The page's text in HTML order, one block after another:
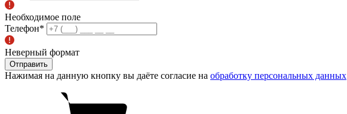
Необходимое поле
Телефон*
Неверный формат
Отправить
Нажимая на данную кнопку вы даёте согласие на обработку персональных данных